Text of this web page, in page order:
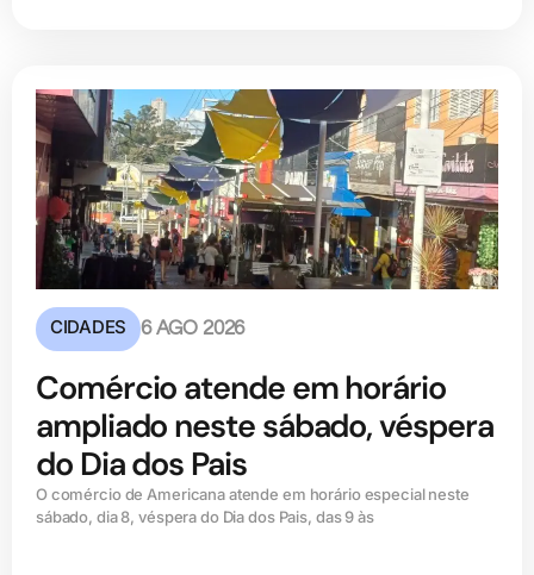
CIDADES 6 AGO 2026
Comércio atende em horário
ampliado neste sábado, véspera
do Dia dos Pais
O comércio de Americana atende em horário especial neste
sábado, dia 8, véspera do Dia dos Pais, das 9 às